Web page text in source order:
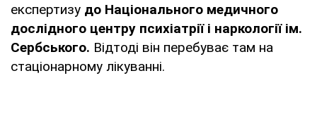
експертизу до Національного медичного
дослідного центру психіатрії і наркології ім.
Сербського. Відтоді він перебуває там на
стаціонарному лікуванні.